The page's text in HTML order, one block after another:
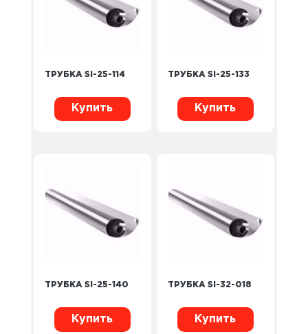
ТРУБКА SI-25-114
Купить
ТРУБКА SI-25-133
Купить
ТРУБКА SI-25-140
Купить
ТРУБКА SI-32-018
Купить